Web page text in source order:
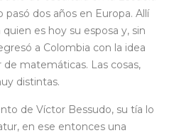
dos años en Europa. Allí
quien es hoy su esposa y, sin
a Colombia con la idea
matemáticas. Las cosas,
distintas.
de Víctor Bessudo, su tía lo
en ese entonces una